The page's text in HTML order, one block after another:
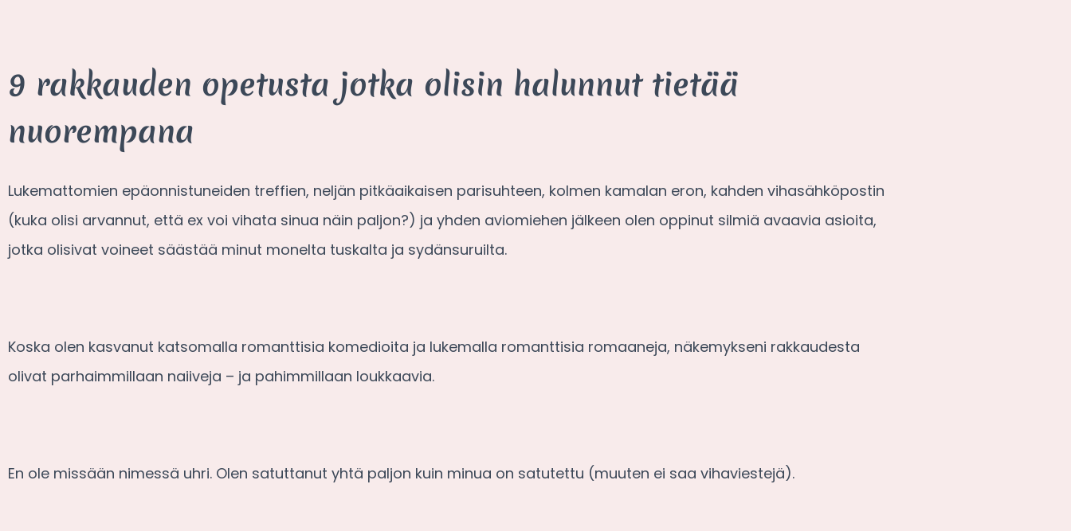
9 rakkauden opetusta jotka olisin halunnut tietää
nuorempana
Lukemattomien epäonnistuneiden treffien, neljän pitkäaikaisen parisuhteen, kolmen kamalan eron, kahden vihasähköpostin
(kuka olisi arvannut, että ex voi vihata sinua näin paljon?) ja yhden aviomiehen jälkeen olen oppinut silmiä avaavia asioita,
jotka olisivat voineet säästää minut monelta tuskalta ja sydänsuruilta.
Koska olen kasvanut katsomalla romanttisia komedioita ja lukemalla romanttisia romaaneja, näkemykseni rakkaudesta
olivat parhaimmillaan naiiveja – ja pahimmillaan loukkaavia.
En ole missään nimessä uhri. Olen satuttanut yhtä paljon kuin minua on satutettu (muuten ei saa vihaviestejä).